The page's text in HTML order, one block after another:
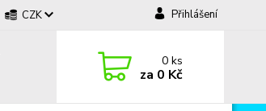
CZK Přihlášení
0ks
za 0 Kč